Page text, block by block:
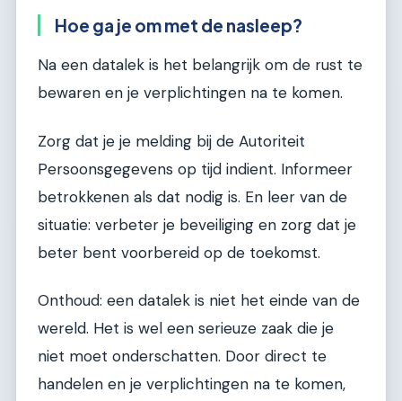
Hoe ga je om met de nasleep?
Na een datalek is het belangrijk om de rust te
bewaren en je verplichtingen na te komen.
Zorg dat je je melding bij de Autoriteit
Persoonsgegevens op tijd indient. Informeer
betrokkenen als dat nodig is. En leer van de
situatie: verbeter je beveiliging en zorg dat je
beter bent voorbereid op de toekomst.
Onthoud: een datalek is niet het einde van de
wereld. Het is wel een serieuze zaak die je
niet moet onderschatten. Door direct te
handelen en je verplichtingen na te komen,